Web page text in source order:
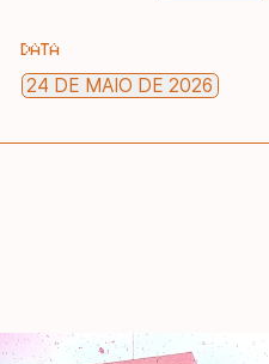
DATA
24 DE MAIO DE 2026